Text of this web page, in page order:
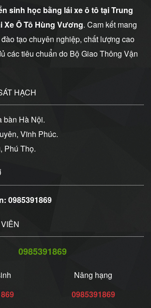
sinh học bằng lái xe ô tô tại Trung
Xe Ô Tô Hùng Vương. Cam kết mang
tạo chuyên nghiệp, chất lượng cao
các tiêu chuẩn do Bộ Giao Thông Vận
HẠCH
bàn Hà Nội.
Vĩnh Phúc.
Phú Thọ.
0985391869
0985391869
Nâng hạng
0985391869